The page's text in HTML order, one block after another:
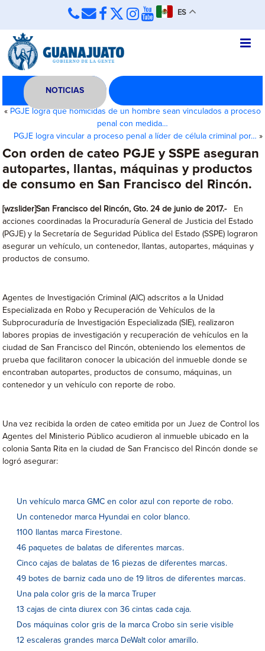
ES
NOTICIAS
« PGJE logra que homicidas de un hombre sean vinculados a proceso
penal con medida…
PGJE logra vincular a proceso penal a líder de célula criminal por… »
Con orden de cateo PGJE y SSPE aseguran
autopartes, llantas, máquinas y productos
de consumo en San Francisco del Rincón.
[wzslider]San Francisco del Rincón, Gto. 24 de junio de 2017.-En
acciones coordinadas la Procuraduría General de Justicia del Estado
(PGJE) y la Secretaría de Seguridad Pública del Estado (SSPE) lograron
asegurar un vehículo, un contenedor, llantas, autopartes, máquinas y
productos de consumo.
Agentes de Investigación Criminal (AIC) adscritos a la Unidad
Especializada en Robo y Recuperación de Vehículos de la
Subprocuraduría de Investigación Especializada (SIE), realizaron
labores propias de investigación y recuperación de vehículos en la
ciudad de San Francisco del Rincón, obteniendo los elementos de
prueba que facilitaron conocer la ubicación del inmueble donde se
encontraban autopartes, productos de consumo, máquinas, un
contenedor y un vehículo con reporte de robo.
Una vez recibida la orden de cateo emitida por un Juez de Control los
Agentes del Ministerio Público acudieron al inmueble ubicado en la
colonia Santa Rita en la ciudad de San Francisco del Rincón donde se
logró asegurar:
Un vehículo marca GMC en color azul con reporte de robo.
Un contenedor marca Hyundai en color blanco.
1100 llantas marca Firestone.
46 paquetes de balatas de diferentes marcas.
Cinco cajas de balatas de 16 piezas de diferentes marcas.
49 botes de barniz cada uno de 19 litros de diferentes marcas.
Una pala color gris de la marca Truper
13 cajas de cinta diurex con 36 cintas cada caja.
Dos máquinas color gris de la marca Crobo sin serie visible
12 escaleras grandes marca DeWalt color amarillo.